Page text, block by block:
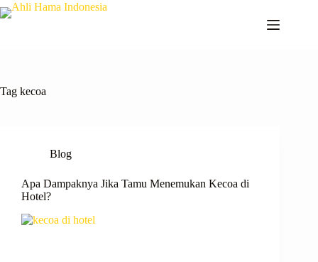
Tag kecoa
Blog
Apa Dampaknya Jika Tamu Menemukan Kecoa di
Hotel?